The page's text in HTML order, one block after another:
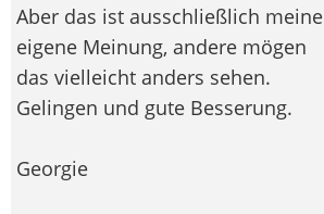
Aber das ist ausschließlich meine
eigene Meinung, andere mögen
das vielleicht anders sehen.
Gelingen und gute Besserung.
Georgie